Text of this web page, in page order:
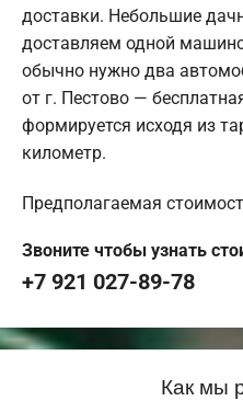
доставки. Небольшие
доставляем одной
обычно нужно два
от г. Пестово —
формируется исходя из
километр.
Предполагаемая
Звоните чтобы узнать
+7 921 027-89-78
Как мы